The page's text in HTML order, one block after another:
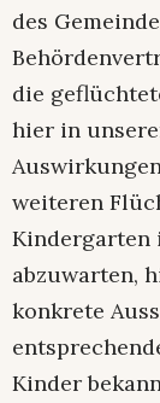
des
die
hier in
weiteren
Kindergarten
abzuwarten,
konkrete
Kinder